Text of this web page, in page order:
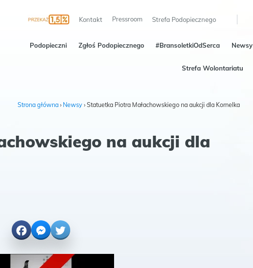
Kontakt Pressroom Strefa Podopiecznego
Podopieczni Zgłoś Podopiecznego #BransoletkiOdSerca Newsy
Strefa Wolontariatu
Strona główna › Newsy › Statuetka Piotra Małachowskiego na aukcji dla Kornelka
na aukcji dla
FacebookMessenger
Twitter